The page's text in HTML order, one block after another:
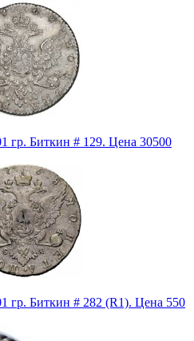
гр. Биткин # 129. Цена 30500
гр. Биткин # 282 (R1). Цена 550